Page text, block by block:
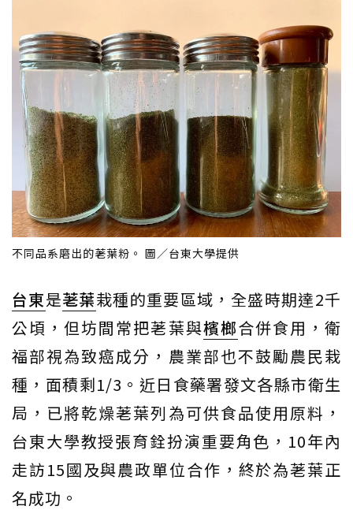
不同品系磨出的荖葉粉。 圖／台東大學提供
台東是荖葉栽種的重要區域，全盛時期達2千
公頃，但坊間常把荖葉與檳榔合併食用，衛
福部視為致癌成分，農業部也不鼓勵農民栽
種，面積剩1/3。近日食藥署發文各縣市衛生
局，已將乾燥荖葉列為可供食品使用原料，
台東大學教授張育銓扮演重要角色，10年內
走訪15國及與農政單位合作，終於為荖葉正
名成功。